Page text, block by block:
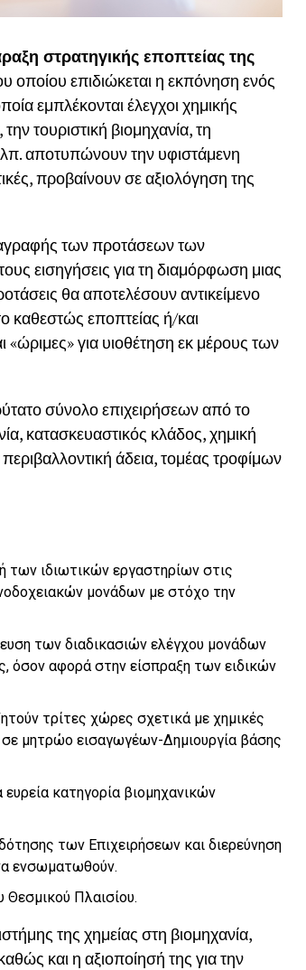
στρατηγικής εποπτείας της
οποίου επιδιώκεται η εκπόνηση ενός
εμπλέκονται έλεγχοι χημικής
τουριστική βιομηχανία, τη
αποτυπώνουν την υφιστάμενη
προβαίνουν σε αξιολόγηση της
των προτάσεων των
εισηγήσεις για τη διαμόρφωση μιας
θα αποτελέσουν αντικείμενο
καθεστώς εποπτείας ή/και
«ώριμες» για υιοθέτηση εκ μέρους των
σύνολο επιχειρήσεων από το
κατασκευαστικός κλάδος, χημική
άδεια, τομέας τροφίμων
των ιδιωτικών εργαστηρίων στις
μονάδων με στόχο την
των διαδικασιών ελέγχου μονάδων
όσον αφορά στην είσπραξη των ειδικών
τρίτες χώρες σχετικά με χημικές
σε μητρώο εισαγωγέων-Δημιουργία βάσης
κατηγορία βιομηχανικών
των Επιχειρήσεων και διερεύνηση
ενσωματωθούν.
Πλαισίου.
της χημείας στη βιομηχανία,
και η αξιοποίησή της για την